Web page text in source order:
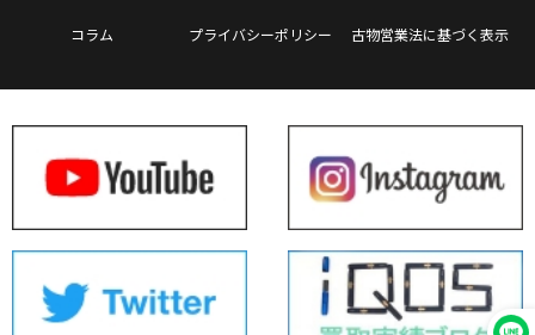
コラム プライバシーポリシー 古物営業法に基づく表示